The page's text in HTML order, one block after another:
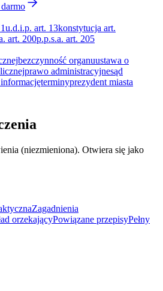
u.d.i.p. art. 13konstytucja art.
art. 200p.p.s.a. art. 205
bezczynność organuustawa o
prawo administracyjnesąd
terminyprezydent miasta
(niezmieniona). Otwiera się jako
Zagadnienia
orzekającyPowiązane przepisyPełny